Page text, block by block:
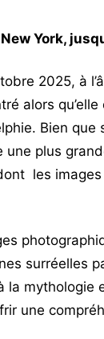
York,
2025, à
alors
Bien que
plus
les
surréelles
mythologie
une